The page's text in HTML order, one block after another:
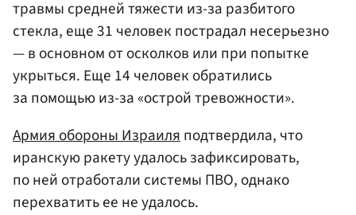
травмы средней тяжести из-за разбитого
стекла, еще 31 человек пострадал несерьезно
— в основном от осколков или при попытке
укрыться. Еще 14 человек обратились
за помощью из-за «острой тревожности».
Армия обороныИзраиляподтвердила, что
иранскую ракету удалось зафиксировать,
по ней отработали системы ПВО, однако
перехватить ее не удалось.